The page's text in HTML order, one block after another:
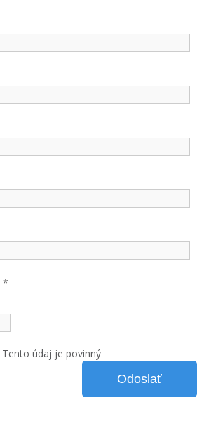
*
Tento údaj je povinný